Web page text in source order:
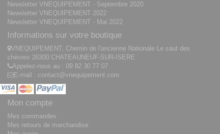
Newsletter VNEQUIPEMENT - Septembre 2020
Newsletter VNEQUIPEMENT 2022
Newsletter VNEQUIPEMENT - Mai 2022
Informations sur votre boutique
VNEQUIPEMENT, Chemin de l'ancienne Nationale Le saut des
chèvres 26300 CHATEAUNEUF-SUR-ISERE
Appelez-nous au : 09 82 30 77 07
E-mail : contact@vnequipement.com
Mon compte
Mes commandes
Mes retours de marchandise